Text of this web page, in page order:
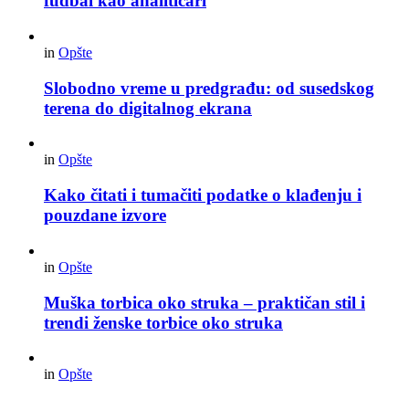
in Opšte
Slobodno vreme u predgrađu: od susedskog
terena do digitalnog ekrana
in Opšte
Kako čitati i tumačiti podatke o klađenju i
pouzdane izvore
in Opšte
Muška torbica oko struka – praktičan stil i
trendi ženske torbice oko struka
in Opšte